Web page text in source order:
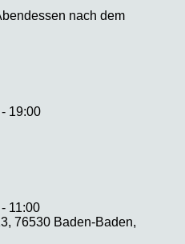
nach dem
- 19:00
- 11:00
76530 Baden-Baden,